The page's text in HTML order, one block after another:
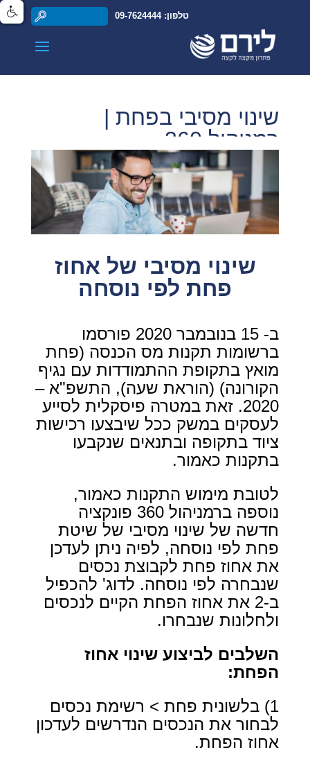
טלפון: 09-7624444
שינוי מסיבי בפחת |
רמניהול 360
שינוי מסיבי של אחוז
פחת לפי נוסחה
ב- 15 בנובמבר 2020 פורסמו
ברשומות תקנות מס הכנסה (פחת
מואץ בתקופת ההתמודדות עם נגיף
הקורונה) (הוראת שעה), התשפ"א –
2020. זאת במטרה פיסקלית לסייע
לעסקים במשק ככל שיבצעו רכישות
ציוד בתקופה ובתנאים שנקבעו
בתקנות כאמור.
לטובת מימוש התקנות כאמור,
נוספה ברמניהול 360 פונקציה
חדשה של שינוי מסיבי של שיטת
פחת לפי נוסחה, לפיה ניתן לעדכן
את אחוז פחת לקבוצת נכסים
שנבחרה לפי נוסחה. לדוג' להכפיל
ב-2 את אחוז הפחת הקיים לנכסים
ולחלונות שנבחרו.
השלבים לביצוע שינוי אחוז
הפחת:
1) בלשונית פחת > רשימת נכסים
לבחור את הנכסים הנדרשים לעדכון
אחוז הפחת.